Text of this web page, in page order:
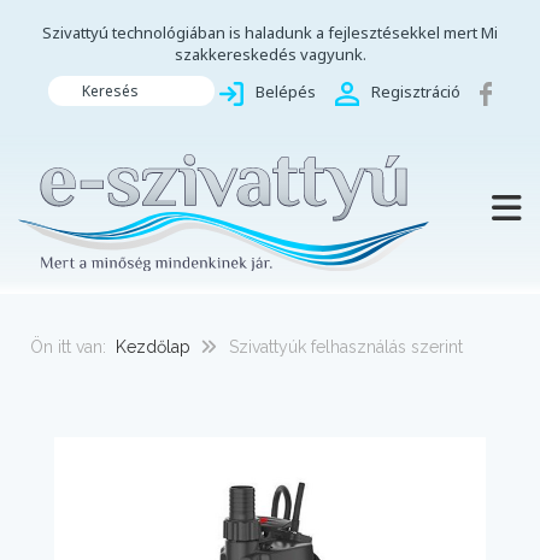
Szivattyú technológiában is haladunk a fejlesztésekkel mert Mi
szakkereskedés vagyunk.
Keresés Belépés Regisztráció
Ön itt van: Kezdőlap Szivattyúk felhasználás szerint